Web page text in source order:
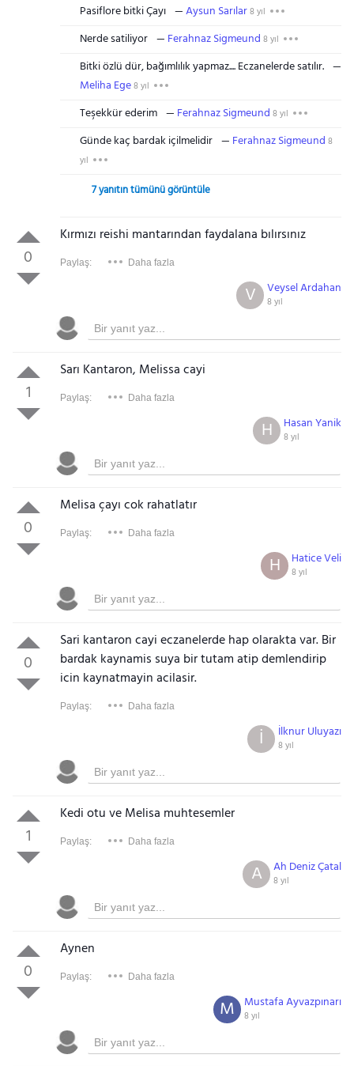
Pasiflore bitki Çayı Aysun Sarılar8 yıl
Nerde satiliyor Ferahnaz Sigmeund 8 yıl
Bitki özlü dür, bağımlılık yapmaz.... Eczanelerde satılır.
Meliha Ege8 yıl
Teşekkür ederim Ferahnaz Sigmeund 8 yıl
Günde kaç bardak içilmelidir Ferahnaz Sigmeund 8
yıl
7 yanıtın tümünü görüntüle
0
Kırmızı reishi mantarından faydalana bılırsınız
Paylaş: Daha fazla
Veysel Ardahan
8 yıl
V
1
Sarı Kantaron, Melissa cayi
Paylaş: Daha fazla
Hasan Yanik
8 yıl
H
0
Melisa çayı cok rahatlatır
Paylaş: Daha fazla
Hatice Veli
8 yıl
H
0
Sari kantaron cayi eczanelerde hap olarakta var. Bir
bardak kaynamis suya bir tutam atip demlendirip
icin kaynatmayin acilasir.
Paylaş: Daha fazla
İlknur Uluyazı
8 yıl
İ
1
Kedi otu ve Melisa muhtesemler
Paylaş: Daha fazla
Ah Deniz Çatal
8 yıl
A
0
Aynen
Paylaş: Daha fazla
Mustafa Ayvazpınarı
8 yıl
M